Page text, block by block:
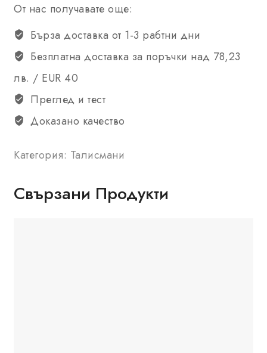
От нас получавате още:
Бърза доставка от 1-3 рабтни дни
Безплатна доставка за поръчки над 78,23
лв. / EUR 40
Преглед и тест
Доказано качество
Категория: Талисмани
Свързани Продукти